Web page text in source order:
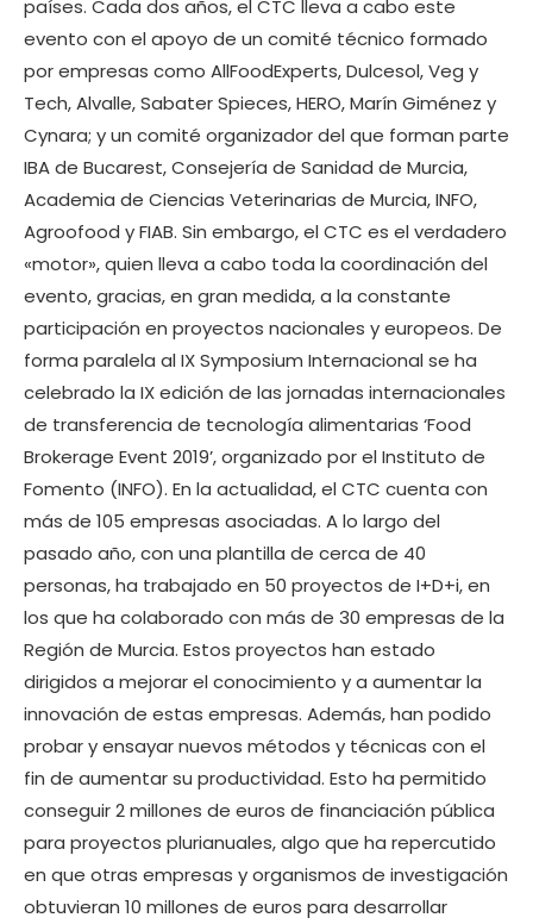
países. Cada dos años, el CTC lleva a cabo este
evento con el apoyo de un comité técnico formado
por empresas como AllFoodExperts, Dulcesol, Veg y
Tech, Alvalle, Sabater Spieces, HERO, Marín Giménez y
Cynara; y un comité organizador del que forman parte
IBA de Bucarest, Consejería de Sanidad de Murcia,
Academia de Ciencias Veterinarias de Murcia, INFO,
Agroofood y FIAB. Sin embargo, el CTC es el verdadero
«motor», quien lleva a cabo toda la coordinación del
evento, gracias, en gran medida, a la constante
participación en proyectos nacionales y europeos. De
forma paralela al IX Symposium Internacional se ha
celebrado la IX edición de las jornadas internacionales
de transferencia de tecnología alimentarias ‘Food
Brokerage Event 2019’, organizado por el Instituto de
Fomento (INFO). En la actualidad, el CTC cuenta con
más de 105 empresas asociadas. A lo largo del
pasado año, con una plantilla de cerca de 40
personas, ha trabajado en 50 proyectos de I+D+i, en
los que ha colaborado con más de 30 empresas de la
Región de Murcia. Estos proyectos han estado
dirigidos a mejorar el conocimiento y a aumentar la
innovación de estas empresas. Además, han podido
probar y ensayar nuevos métodos y técnicas con el
fin de aumentar su productividad. Esto ha permitido
conseguir 2 millones de euros de financiación pública
para proyectos plurianuales, algo que ha repercutido
en que otras empresas y organismos de investigación
obtuvieran 10 millones de euros para desarrollar